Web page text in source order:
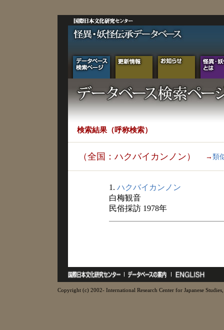
検索結果（呼称検索）
（全国：ハクバイカンノン） → 類
1. ハクバイカンノン
白梅観音
民俗採訪 1978年
Copyright (c) 2002- International Research Center for Japanese